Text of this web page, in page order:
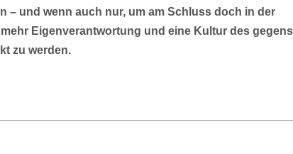
– und wenn auch nur, um am Schluss doch in der
Eigenverantwortung und eine Kultur des
zu werden.